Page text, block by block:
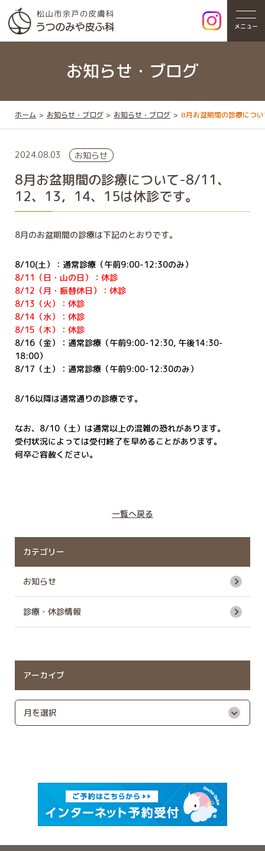
メニュー
お知らせ・ブログ
ホーム お知らせ・ブログ お知らせ・ブログ 8月お盆期間の診療につ
2024.08.03 お知らせ
8月お盆期間の診療について-8/11、
12、13，14、15は休診です。
8月のお盆期間の診療は下記のとおりです。
8/10(土）：通常診療（午前9:00-12:30のみ）
8/11（日・山の日）：休診
8/12（月・振替休日）：休診
8/13（火）：休診
8/14（水）：休診
8/15（木）：休診
8/16（金）：通常診療（午前9:00-12:30, 午後14:30-
18:00）
8/17（土）：通常診療（午前9:00-12:30のみ）
8/16以降は通常通りの診療です。
なお、8/10（土）は通常以上の混雑の恐れがあります。
受付状況によっては受付終了を早めることがあります。
何卒ご容赦ください。
一覧へ戻る
カテゴリー
お知らせ
診療・休診情報
アーカイブ